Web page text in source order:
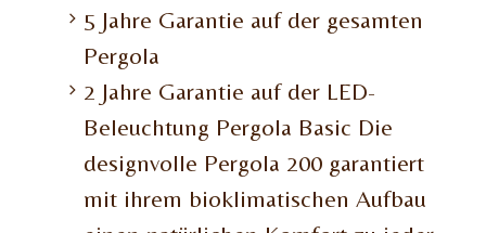
5 Jahre Garantie auf der gesamten
Pergola
2 Jahre Garantie auf der LED-
Beleuchtung Pergola Basic Die
designvolle Pergola 200 garantiert
mit ihrem bioklimatischen Aufbau